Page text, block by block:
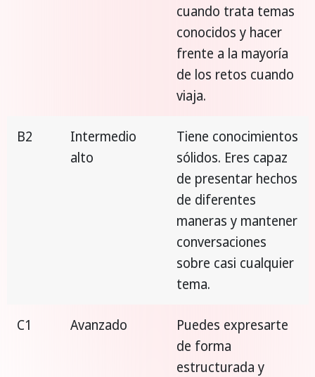
cuando trata temas
conocidos y hacer
frente a la mayoría
de los retos cuando
viaja.
B2
Intermedio
alto
Tiene conocimientos
sólidos. Eres capaz
de presentar hechos
de diferentes
maneras y mantener
conversaciones
sobre casi cualquier
tema.
C1 Avanzado
Puedes expresarte
de forma
estructurada y